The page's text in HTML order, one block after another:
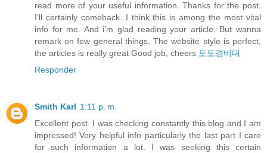
read more of your useful information. Thanks for the post.
I’ll certainly comeback. I think this is among the most vital
info for me. And i’m glad reading your article. But wanna
remark on few general things, The website style is perfect,
the articles is really great Good job, cheers 토토경비대
Responder
Smith Karl 1:11 p. m.
Excellent post. I was checking constantly this blog and I am
impressed! Very helpful info particularly the last part I care
for such information a lot. I was seeking this certain